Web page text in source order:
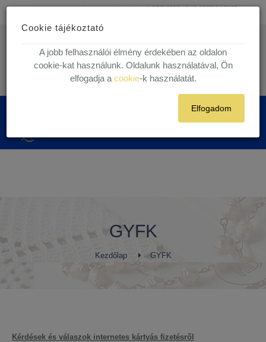
1 munkanapos házhoz szállítás!
+36 (70) 631 29 82 | +36 ( 1 ) 201 29 82
Belépés Regisztráció
0
GYFK
Kezdőlap GYFK
Kérdések és válaszok internetes kártyás fizetésről
Cookie tájékoztató
A jobb felhasználói élmény érdekében az oldalon
cookie-kat használunk. Oldalunk használatával, Ön
elfogadja a cookie-k használatát.
Elfogadom